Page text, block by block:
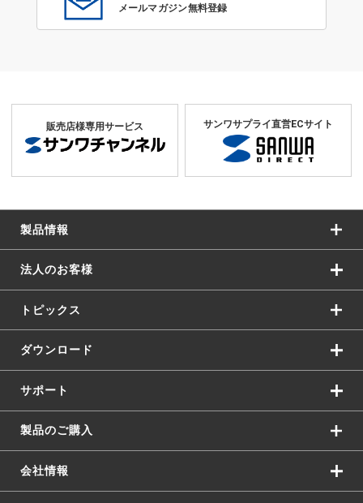
メールマガジン無料登録
販売店様専用サービス サンワサプライ直営ECサイト
製品情報
法人のお客様
トピックス
ダウンロード
サポート
製品のご購入
会社情報